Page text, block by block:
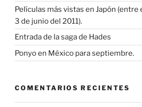
Películas más vistas en Japón (entre
3 de junio del 2011).
Entrada de la saga de Hades
Ponyo en México para septiembre.
COMENTARIOS RECIENTES